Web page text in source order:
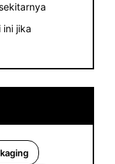
ini jika